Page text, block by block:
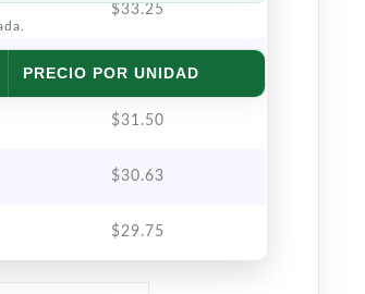
PRECIO POR UNIDAD
$33.25
$32.38
$31.50
$30.63
$29.75